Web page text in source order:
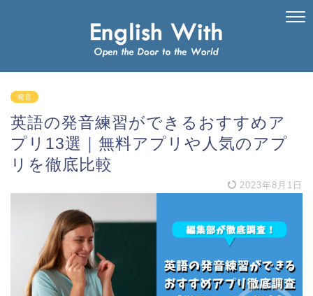
発音
英語の発音練習ができるおすすめア
プリ13選｜無料アプリや人気のアプ
リを徹底比較
2023年8月1日